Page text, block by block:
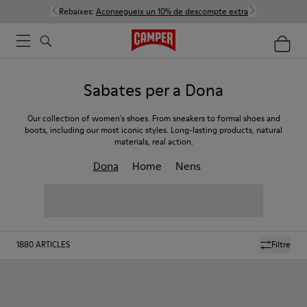
Rebaixes: Aconsegueix un 10% de descompte extra
Sabates per a Dona
Our collection of women's shoes. From sneakers to formal shoes and
boots, including our most iconic styles. Long-lasting products, natural
materials, real action.
Dona Home Nens
Filtre
1880ARTICLES